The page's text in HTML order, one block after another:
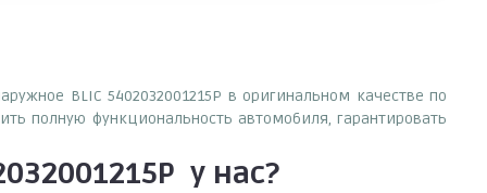
BLIC 5402032001215P в оригинальном качестве по
полную функциональность автомобиля, гарантировать
у нас?